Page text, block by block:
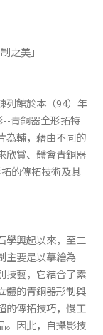
之美」
列館於本（94）年
青銅器全形拓特
為輔，藉由不同的
欣賞、體會青銅器
的傳拓技術及其
學興起以來，至二
主要是以摹繪為
技藝，它結合了素
體的青銅器形制與
的傳拓技巧，慢工
。因此，自攝影技